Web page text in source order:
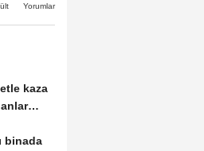
Yorumlar
kaza
binada